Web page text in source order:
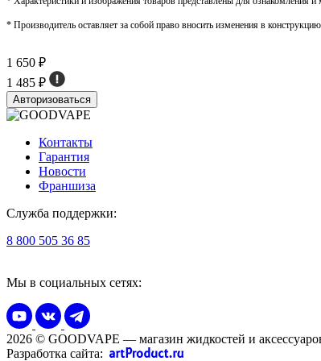
* Производитель оставляет за собой право вносить изменения в
1 650 ₽
1 485 ₽
Авторизоваться
Контакты
Гарантия
Новости
Франшиза
Служба поддержки:
8 800 505 36 85
Мы в социальных сетях:
2026 © GOODVAPE — магазин жидкостей и
Разработка сайта: